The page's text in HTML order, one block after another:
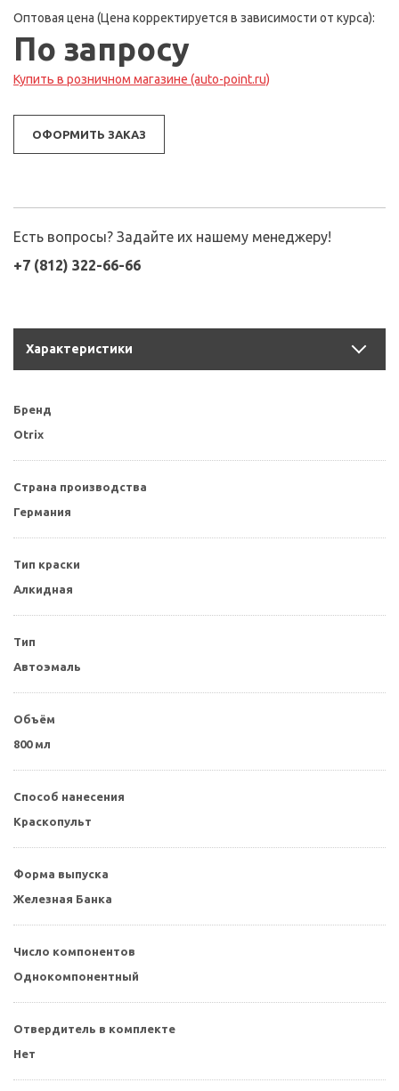
Оптовая цена (Цена корректируется в зависимости от курса):
По запросу
Купить в розничном магазине (auto-point.ru)
ОФОРМИТЬ ЗАКАЗ
Есть вопросы? Задайте их нашему менеджеру!
+7 (812) 322-66-66
Характеристики
Бренд
Otrix
Страна производства
Германия
Тип краски
Алкидная
Тип
Автоэмаль
Объём
800 мл
Способ нанесения
Краскопульт
Форма выпуска
Железная Банка
Число компонентов
Однокомпонентный
Отвердитель в комплекте
Нет